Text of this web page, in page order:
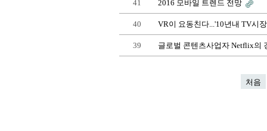
41 2016 모바일 트렌드 전망
40 VR이 요동친다...'10년내 TV시
39 글로벌 콘텐츠사업자 Netflix의
처음